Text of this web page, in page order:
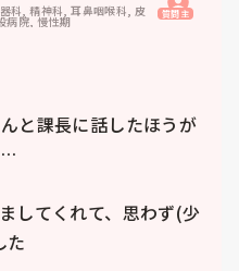
科, 精神科, 耳鼻咽喉科, 皮
病院, 慢性期 質問主
と課長に話したほうが
…
してくれて、思わず(少
た